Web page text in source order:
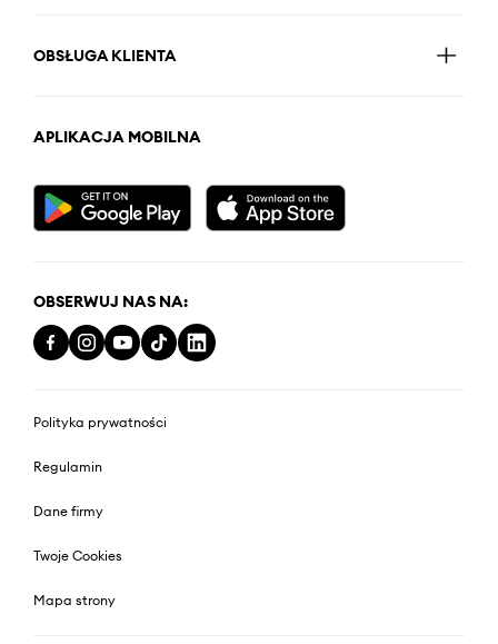
OBSŁUGA KLIENTA
APLIKACJA MOBILNA
OBSERWUJ NAS NA:
Polityka prywatności
Regulamin
Dane firmy
Twoje Cookies
Mapa strony